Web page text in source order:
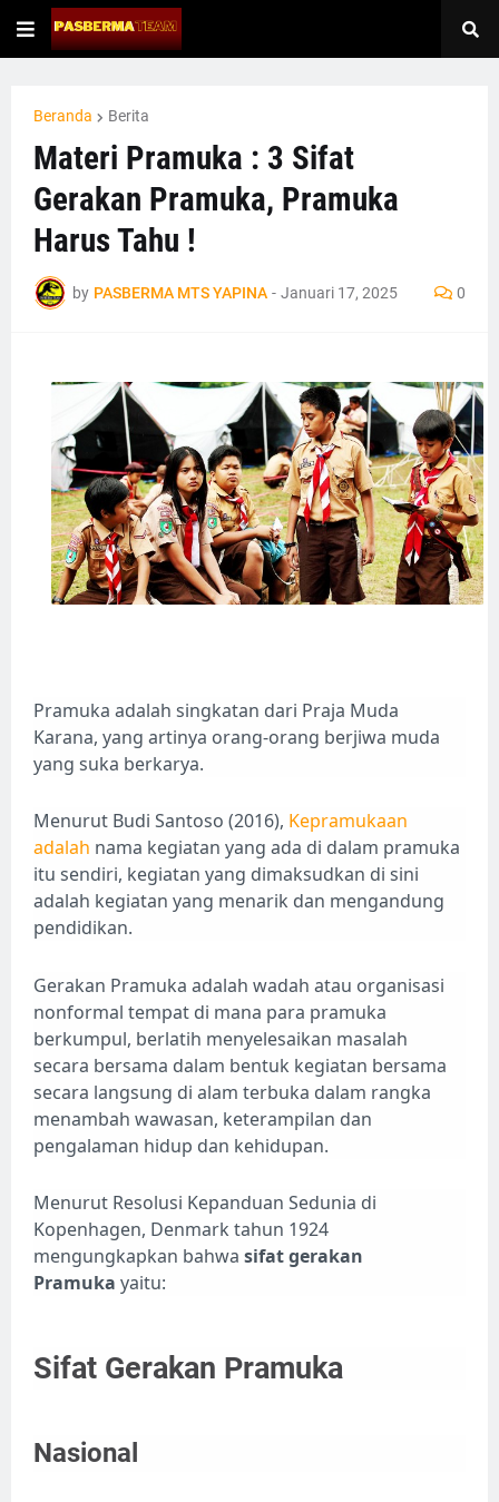
Beranda Berita
Materi Pramuka : 3 Sifat
Gerakan Pramuka, Pramuka
Harus Tahu !
by PASBERMA MTS YAPINA - Januari 17, 2025 0
Pramuka adalah singkatan dari Praja Muda
Karana, yang artinya orang-orang berjiwa muda
yang suka berkarya.
Menurut Budi Santoso (2016), Kepramukaan
adalah nama kegiatan yang ada di dalam pramuka
itu sendiri, kegiatan yang dimaksudkan di sini
adalah kegiatan yang menarik dan mengandung
pendidikan.
Gerakan Pramuka adalah wadah atau organisasi
nonformal tempat di mana para pramuka
berkumpul, berlatih menyelesaikan masalah
secara bersama dalam bentuk kegiatan bersama
secara langsung di alam terbuka dalam rangka
menambah wawasan, keterampilan dan
pengalaman hidup dan kehidupan.
Menurut Resolusi Kepanduan Sedunia di
Kopenhagen, Denmark tahun 1924
mengungkapkan bahwa sifat gerakan
Pramuka yaitu:
Sifat Gerakan Pramuka
Nasional